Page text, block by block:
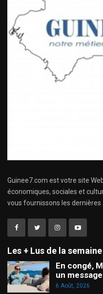
Guinee7.com est votre site
économiques, sociales et
vous fournissons les dernières
Les + Lus de la semaine
En congé,
un
6 Août, 2026